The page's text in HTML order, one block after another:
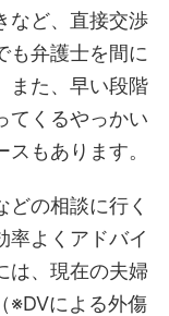
など、直接交渉
も弁護士を間に
また、早い段階
てくるやっかい
もあります。
の相談に行く
率よくアドバイ
は、現在の夫婦
※DVによる外傷